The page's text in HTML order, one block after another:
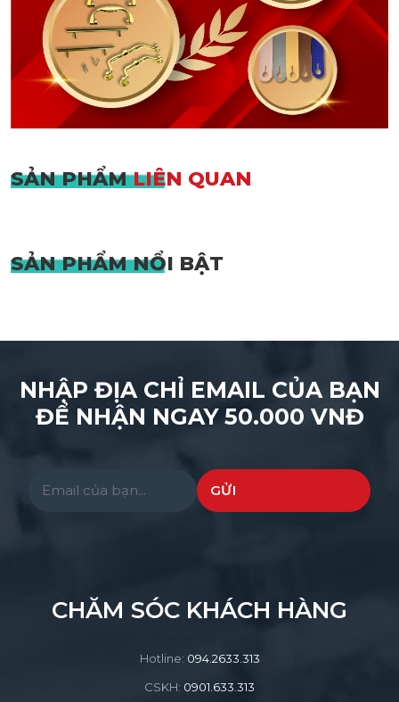
SẢN PHẨMLIÊN QUAN
SẢN PHẨMNỔI BẬT
NHẬP ĐỊA CHỈ EMAIL CỦA BẠN
ĐỂ NHẬN NGAY 50.000 VNĐ
Please leave this field empty.
CHĂM SÓC KHÁCH HÀNG
Hotline: 094.2633.313
CSKH: 0901.633.313